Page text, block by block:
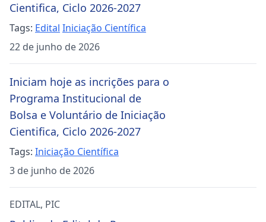
Cientifica, Ciclo 2026-2027
Tags: Edital Iniciação Científica
22 de junho de 2026
Iniciam hoje as incrições para o
Programa Institucional de
Bolsa e Voluntário de Iniciação
Cientifica, Ciclo 2026-2027
Tags: Iniciação Científica
3 de junho de 2026
EDITAL, PIC